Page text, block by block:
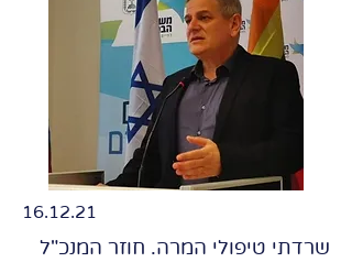
16.12.21
שרדתי טיפולי המרה. חוזר המנכ"ל